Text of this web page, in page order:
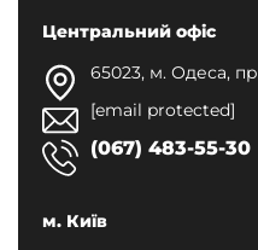
Центральний офіс
65023, м. Одеса,
[email protected]
(067) 483-55-30
м. Київ